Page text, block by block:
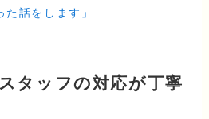
話をします」
タッフの対応が丁寧